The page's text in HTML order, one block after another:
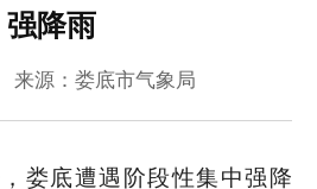
强降雨
来源：娄底市气象局
娄底遭遇阶段性集中强降